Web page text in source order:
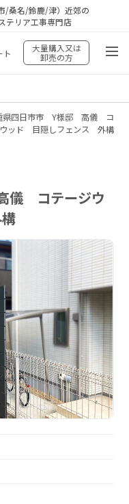
/桑名/鈴鹿/津）近郊の
テリア工事専門店
ト
大量購入又は
卸売の方
県四日市市 Y様邸 高儀 コ
ッド 目隠しフェンス 外構
儀 コテージウ